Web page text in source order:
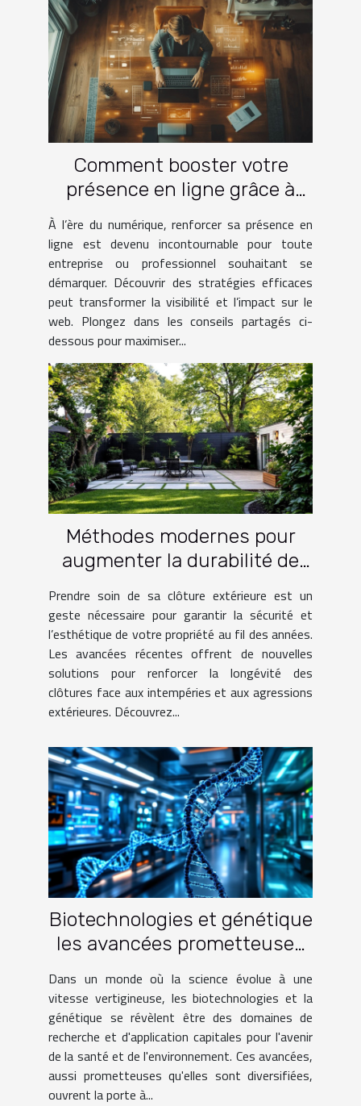
Comment booster votre
présence en ligne grâce à
À l’ère du numérique, renforcer sa présence en
ligne est devenu incontournable pour toute
entreprise ou professionnel souhaitant se
démarquer. Découvrir des stratégies efficaces
peut transformer la visibilité et l’impact sur le
web. Plongez dans les conseils partagés ci-
dessous pour maximiser...
Méthodes modernes pour
augmenter la durabilité de
Prendre soin de sa clôture extérieure est un
geste nécessaire pour garantir la sécurité et
l’esthétique de votre propriété au fil des années.
Les avancées récentes offrent de nouvelles
solutions pour renforcer la longévité des
clôtures face aux intempéries et aux agressions
extérieures. Découvrez...
Biotechnologies et génétique
les avancées prometteuses
pour la santé et
l'environnement
Dans un monde où la science évolue à une
vitesse vertigineuse, les biotechnologies et la
génétique se révèlent être des domaines de
recherche et d'application capitales pour l'avenir
de la santé et de l'environnement. Ces avancées,
aussi prometteuses qu'elles sont diversifiées,
ouvrent la porte à...